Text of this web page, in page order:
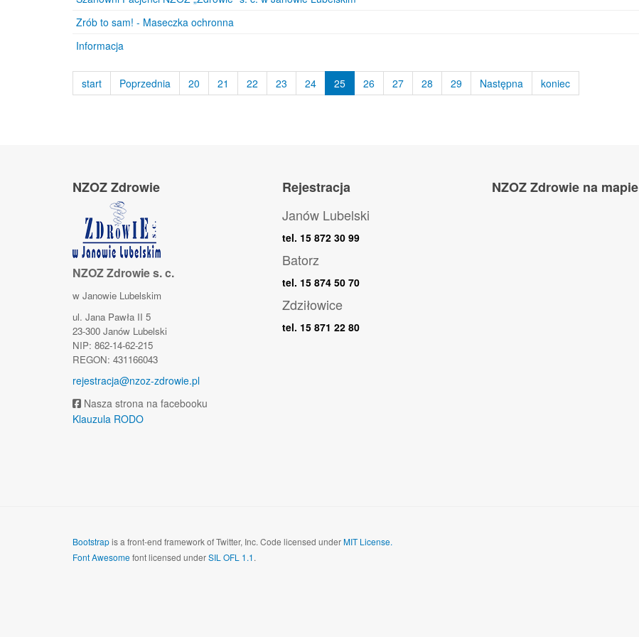
Zrób to sam! - Maseczka ochronna
Informacja
start Poprzednia 20 21 22 23 24 25 26 27 28 29 Następna koniec
NZOZ Zdrowie
NZOZ Zdrowie s. c.
w Janowie Lubelskim
ul. Jana Pawła II 5
23-300 Janów Lubelski
NIP: 862-14-62-215
REGON: 431166043
rejestracja@nzoz-zdrowie.pl
Nasza strona na facebooku
Klauzula RODO
Rejestracja
Janów Lubelski
tel. 15 872 30 99
Batorz
tel. 15 874 50 70
Zdziłowice
tel. 15 871 22 80
NZOZ Zdrowie na mapie
Bootstrapis a front-end framework of Twitter, Inc. Code licensed underMIT License.
Font Awesomefont licensed underSIL OFL 1.1.